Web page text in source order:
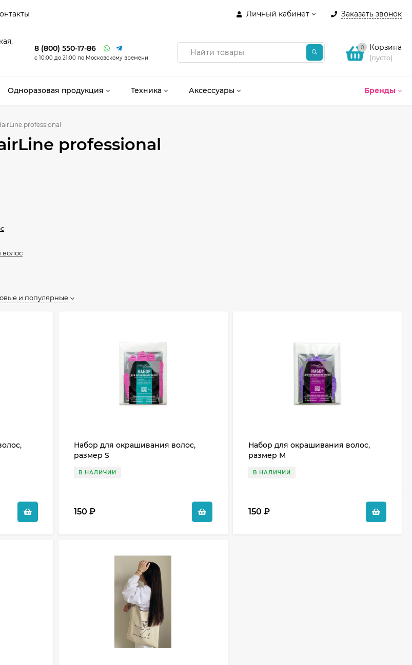
Личный кабинет Заказать звонок
8 (800) 550-17-86
с 10:00 до 21:00 по Московскому времени
0 Корзина
(пусто)
Бренды
Одноразовая продукция Техника Аксессуары
professional
professional
и популярные
Набор для окрашивания волос,
размер S
В НАЛИЧИИ
150₽
Набор для окрашивания волос,
размер M
В НАЛИЧИИ
150 ₽